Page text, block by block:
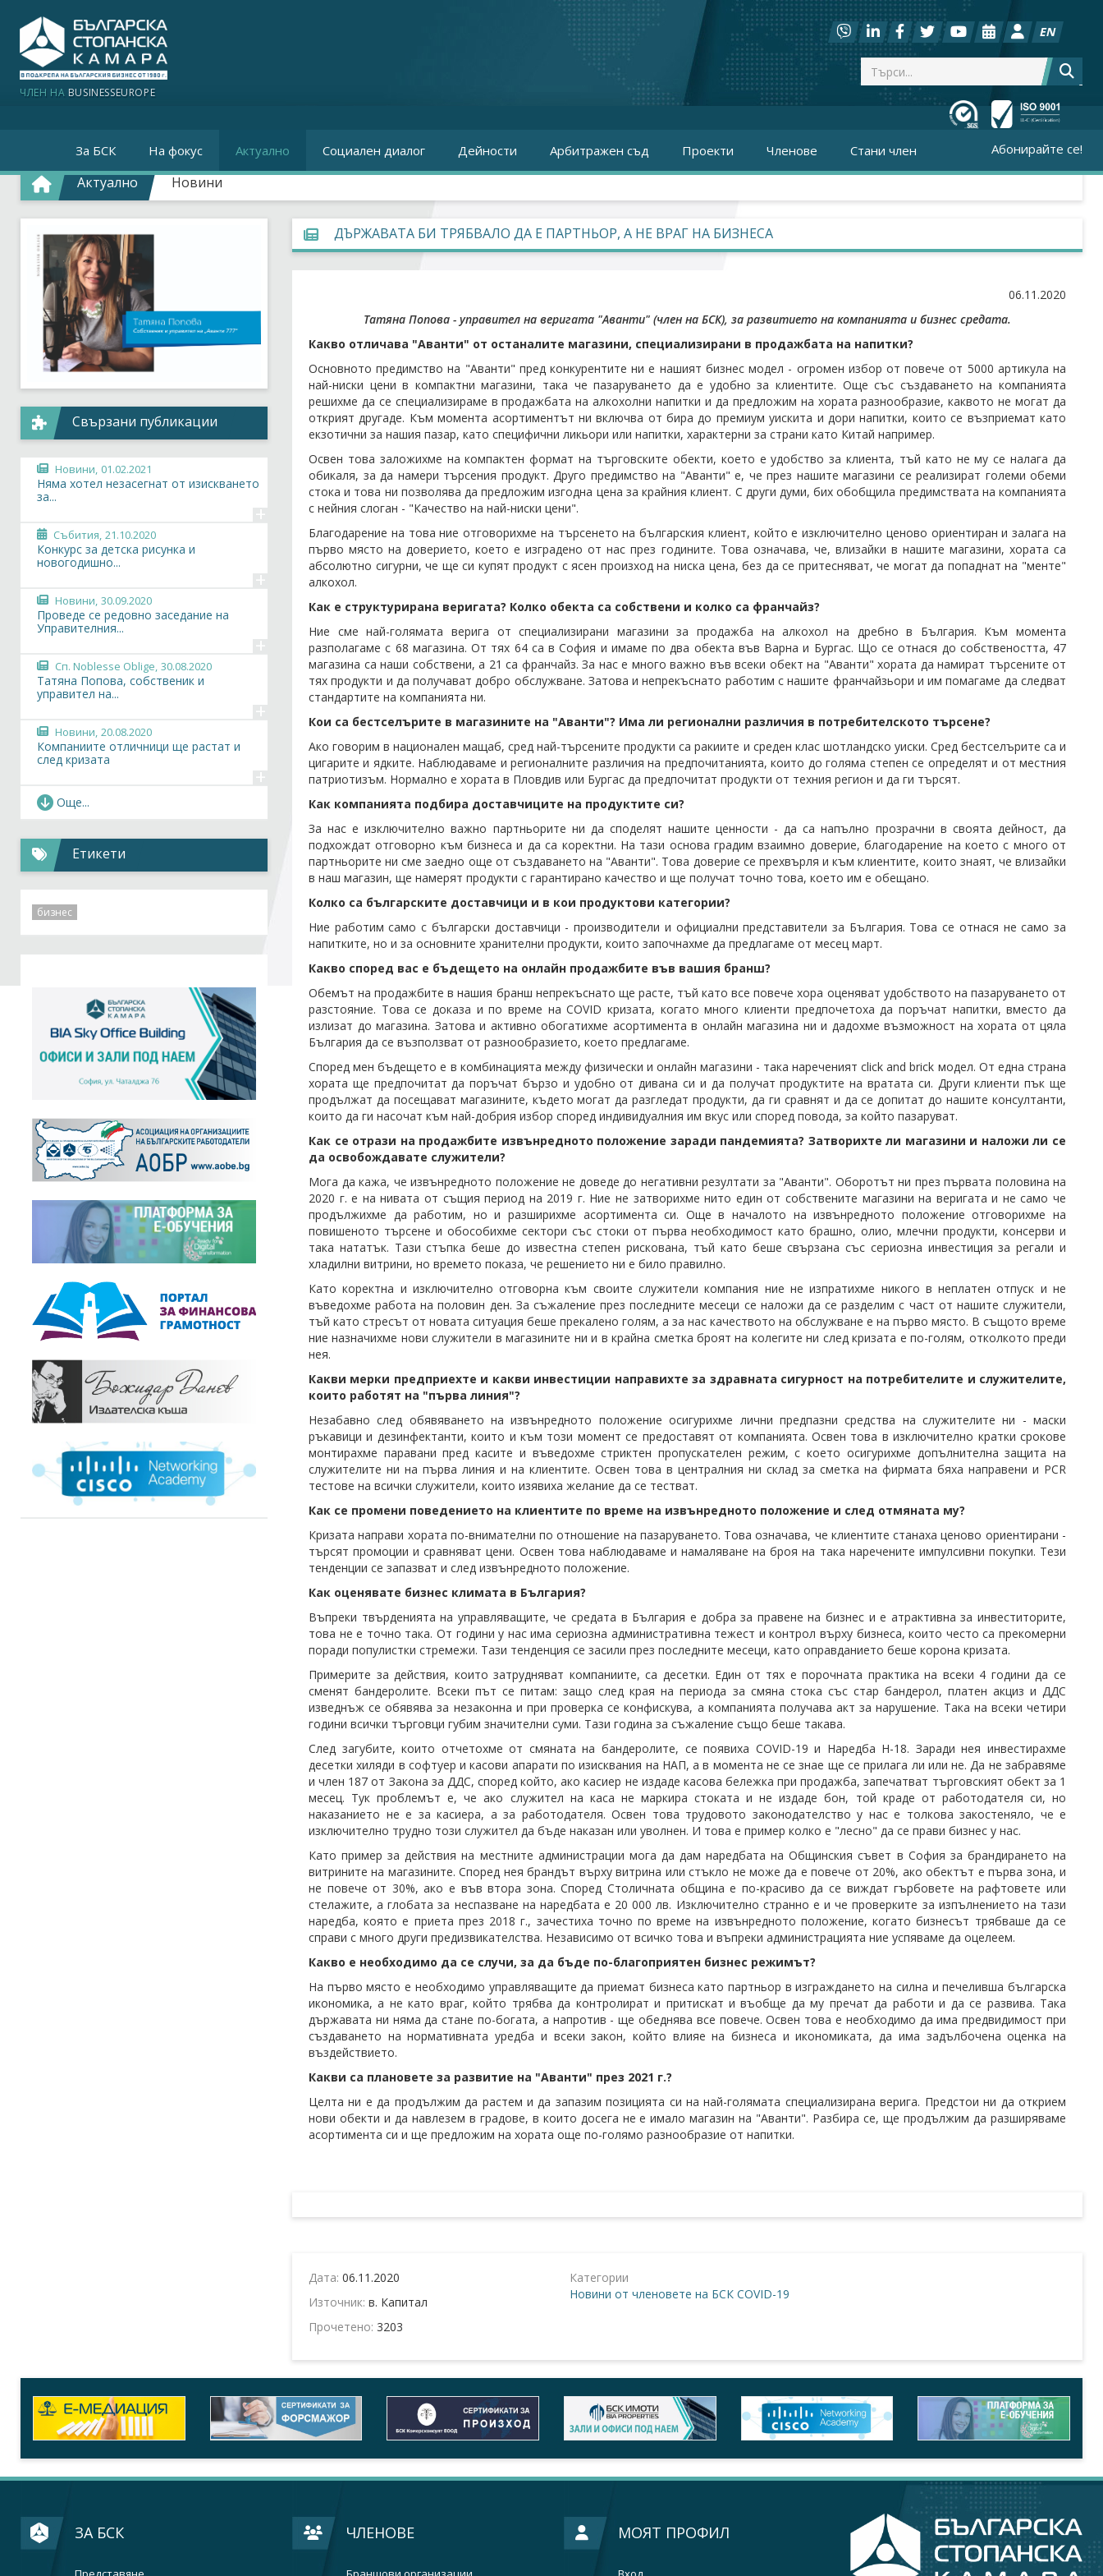
ЧЛЕН НА BUSINESSEUROPE
EN
За БСК На фокус Актуално Социален диалог Дейности Арбитражен съд Проекти Членове Стани член Абонирайте се!
Актуално Новини
ДЪРЖАВАТА БИ ТРЯБВАЛО ДА Е ПАРТНЬОР, А НЕ ВРАГ НА БИЗНЕСА
06.11.2020
Татяна Попова - управител на веригата "Аванти" (член на БСК), за развитието на компанията и бизнес средата.
Какво отличава "Аванти" от останалите магазини, специализирани в продажбата на напитки?
Основното предимство на "Аванти" пред конкурентите ни е нашият бизнес модел - огромен избор от повече от 5000 артикула на
най-ниски цени в компактни магазини, така че пазаруването да е удобно за клиентите. Още със създаването на компанията
решихме да се специализираме в продажбата на алкохолни напитки и да предложим на хората разнообразие, каквото не могат да
открият другаде. Към момента асортиментът ни включва от бира до премиум уискита и дори напитки, които се възприемат като
екзотични за нашия пазар, като специфични ликьори или напитки, характерни за страни като Китай например.
Освен това заложихме на компактен формат на търговските обекти, което е удобство за клиента, тъй като не му се налага да
обикаля, за да намери търсения продукт. Друго предимство на "Аванти" е, че през нашите магазини се реализират големи обеми
стока и това ни позволява да предложим изгодна цена за крайния клиент. С други думи, бих обобщила предимствата на компанията
с нейния слоган - "Качество на най-ниски цени".
Благодарение на това ние отговорихме на търсенето на българския клиент, който е изключително ценово ориентиран и залага на
първо място на доверието, което е изградено от нас през годините. Това означава, че, влизайки в нашите магазини, хората са
абсолютно сигурни, че ще си купят продукт с ясен произход на ниска цена, без да се притесняват, че могат да попаднат на "менте"
алкохол.
Как е структурирана веригата? Колко обекта са собствени и колко са франчайз?
Ние сме най-голямата верига от специализирани магазини за продажба на алкохол на дребно в България. Към момента
разполагаме с 68 магазина. От тях 64 са в София и имаме по два обекта във Варна и Бургас. Що се отнася до собствеността, 47
магазина са наши собствени, а 21 са франчайз. За нас е много важно във всеки обект на "Аванти" хората да намират търсените от
тях продукти и да получават добро обслужване. Затова и непрекъснато работим с нашите франчайзьори и им помагаме да следват
стандартите на компанията ни.
Кои са бестселърите в магазините на "Аванти"? Има ли регионални различия в потребителското търсене?
Ако говорим в национален мащаб, сред най-търсените продукти са ракиите и среден клас шотландско уиски. Сред бестселърите са и
цигарите и ядките. Наблюдаваме и регионалните различия на предпочитанията, които до голяма степен се определят и от местния
патриотизъм. Нормално е хората в Пловдив или Бургас да предпочитат продукти от техния регион и да ги търсят.
Как компанията подбира доставчиците на продуктите си?
За нас е изключително важно партньорите ни да споделят нашите ценности - да са напълно прозрачни в своята дейност, да
подхождат отговорно към бизнеса и да са коректни. На тази основа градим взаимно доверие, благодарение на което с много от
партньорите ни сме заедно още от създаването на "Аванти". Това доверие се прехвърля и към клиентите, които знаят, че влизайки
в наш магазин, ще намерят продукти с гарантирано качество и ще получат точно това, което им е обещано.
Колко са българските доставчици и в кои продуктови категории?
Ние работим само с български доставчици - производители и официални представители за България. Това се отнася не само за
напитките, но и за основните хранителни продукти, които започнахме да предлагаме от месец март.
Какво според вас е бъдещето на онлайн продажбите във вашия бранш?
Обемът на продажбите в нашия бранш непрекъснато ще расте, тъй като все повече хора оценяват удобството на пазаруването от
разстояние. Това се доказа и по време на COVID кризата, когато много клиенти предпочетоха да поръчат напитки, вместо да
излизат до магазина. Затова и активно обогатихме асортимента в онлайн магазина ни и дадохме възможност на хората от цяла
България да се възползват от разнообразието, което предлагаме.
Според мен бъдещето е в комбинацията между физически и онлайн магазини - така нареченият click and brick модел. От една страна
хората ще предпочитат да поръчат бързо и удобно от дивана си и да получат продуктите на вратата си. Други клиенти пък ще
продължат да посещават магазините, където могат да разгледат продукти, да ги сравнят и да се допитат до нашите консултанти,
които да ги насочат към най-добрия избор според индивидуалния им вкус или според повода, за който пазаруват.
Как се отрази на продажбите извънредното положение заради пандемията? Затворихте ли магазини и наложи ли се
да освобождавате служители?
Мога да кажа, че извънредното положение не доведе до негативни резултати за "Аванти". Оборотът ни през първата половина на
2020 г. е на нивата от същия период на 2019 г. Ние не затворихме нито един от собствените магазини на веригата и не само че
продължихме да работим, но и разширихме асортимента си. Още в началото на извънредното положение отговорихме на
повишеното търсене и обособихме сектори със стоки от първа необходимост като брашно, олио, млечни продукти, консерви и
така нататък. Тази стъпка беше до известна степен рискована, тъй като беше свързана със сериозна инвестиция за регали и
хладилни витрини, но времето показа, че решението ни е било правилно.
Като коректна и изключително отговорна към своите служители компания ние не изпратихме никого в неплатен отпуск и не
въведохме работа на половин ден. За съжаление през последните месеци се наложи да се разделим с част от нашите служители,
тъй като стресът от новата ситуация беше прекалено голям, а за нас качеството на обслужване е на първо място. В същото време
ние назначихме нови служители в магазините ни и в крайна сметка броят на колегите ни след кризата е по-голям, отколкото преди
нея.
Какви мерки предприехте и какви инвестиции направихте за здравната сигурност на потребителите и служителите,
които работят на "първа линия"?
Незабавно след обявяването на извънредното положение осигурихме лични предпазни средства на служителите ни - маски
ръкавици и дезинфектанти, които и към този момент се предоставят от компанията. Освен това в изключително кратки срокове
монтирахме паравани пред касите и въведохме стриктен пропускателен режим, с което осигурихме допълнителна защита на
служителите ни на първа линия и на клиентите. Освен това в централния ни склад за сметка на фирмата бяха направени и PCR
тестове на всички служители, които изявиха желание да се тестват.
Как се промени поведението на клиентите по време на извънредното положение и след отмяната му?
Кризата направи хората по-внимателни по отношение на пазаруването. Това означава, че клиентите станаха ценово ориентирани -
търсят промоции и сравняват цени. Освен това наблюдаваме и намаляване на броя на така наречените импулсивни покупки. Тези
тенденции се запазват и след извънредното положение.
Как оценявате бизнес климата в България?
Въпреки твърденията на управляващите, че средата в България е добра за правене на бизнес и е атрактивна за инвеститорите,
това не е точно така. От години у нас има сериозна административна тежест и контрол върху бизнеса, които често са прекомерни
поради популистки стремежи. Тази тенденция се засили през последните месеци, като оправданието беше корона кризата.
Примерите за действия, които затрудняват компаниите, са десетки. Един от тях е порочната практика на всеки 4 години да се
сменят бандеролите. Всеки път се питам: защо след края на периода за смяна стока със стар бандерол, платен акциз и ДДС
изведнъж се обявява за незаконна и при проверка се конфискува, а компанията получава акт за нарушение. Така на всеки четири
години всички търговци губим значителни суми. Тази година за съжаление също беше такава.
След загубите, които отчетохме от смяната на бандеролите, се появиха COVID-19 и Наредба Н-18. Заради нея инвестирахме
десетки хиляди в софтуер и касови апарати по изисквания на НАП, а в момента не се знае ще се прилага ли или не. Да не забравяме
и член 187 от Закона за ДДС, според който, ако касиер не издаде касова бележка при продажба, запечатват търговският обект за 1
месец. Тук проблемът е, че ако служител на каса не маркира стоката и не издаде бон, той краде от работодателя си, но
наказанието не е за касиера, а за работодателя. Освен това трудовото законодателство у нас е толкова закостеняло, че е
изключително трудно този служител да бъде наказан или уволнен. И това е пример колко е "лесно" да се прави бизнес у нас.
Като пример за действия на местните администрации мога да дам наредбата на Общинския съвет в София за брандирането на
витрините на магазините. Според нея брандът върху витрина или стъкло не може да е повече от 20%, ако обектът е първа зона, и
не повече от 30%, ако е във втора зона. Според Столичната община е по-красиво да се виждат гърбовете на рафтовете или
стелажите, а глобата за неспазване на наредбата е 20 000 лв. Изключително странно е и че проверките за изпълнението на тази
наредба, която е приета през 2018 г., зачестиха точно по време на извънредното положение, когато бизнесът трябваше да се
справи с много други предизвикателства. Независимо от всичко това и въпреки администрацията ние успяваме да оцелеем.
Какво е необходимо да се случи, за да бъде по-благоприятен бизнес режимът?
На първо място е необходимо управляващите да приемат бизнеса като партньор в изграждането на силна и печеливша българска
икономика, а не като враг, който трябва да контролират и притискат и въобще да му пречат да работи и да се развива. Така
държавата ни няма да стане по-богата, а напротив - ще обеднява все повече. Освен това е необходимо да има предвидимост при
създаването на нормативната уредба и всеки закон, който влияе на бизнеса и икономиката, да има задълбочена оценка на
въздействието.
Какви са плановете за развитие на "Аванти" през 2021 г.?
Целта ни е да продължим да растем и да запазим позицията си на най-голямата специализирана верига. Предстои ни да открием
нови обекти и да навлезем в градове, в които досега не е имало магазин на "Аванти". Разбира се, ще продължим да разширяваме
асортимента си и ще предложим на хората още по-голямо разнообразие от напитки.
Дата: 06.11.2020
Източник: в. Капитал
Прочетено: 3203
Категории
Новини от членовете на БСК COVID-19
Свързани публикации
Новини, 01.02.2021
Няма хотел незасегнат от изискването
за...
+
Събития, 21.10.2020
Конкурс за детска рисунка и
новогодишно...
+
Новини, 30.09.2020
Проведе се редовно заседание на
Управителния...
+
Сп. Noblesse Oblige, 30.08.2020
Татяна Попова, собственик и
управител на...
+
Новини, 20.08.2020
Компаниите отличници ще растат и
след кризата
+
Сп. Noblesse Oblige,
Новоприети членове на БСК
+
Новини,
проблемите в...
Още...
Етикети
бизнес
ЗА БСК ЧЛЕНОВЕ МОЯТ ПРОФИЛ